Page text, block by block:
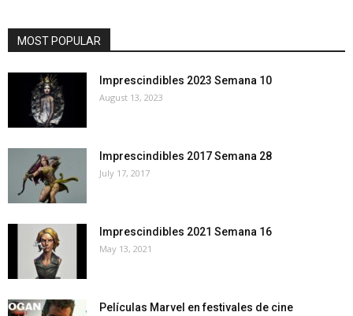
MOST POPULAR
Imprescindibles 2023 Semana 10
August 13, 2023
Imprescindibles 2017 Semana 28
July 17, 2017
Imprescindibles 2021 Semana 16
May 13, 2021
Películas Marvel en festivales de cine